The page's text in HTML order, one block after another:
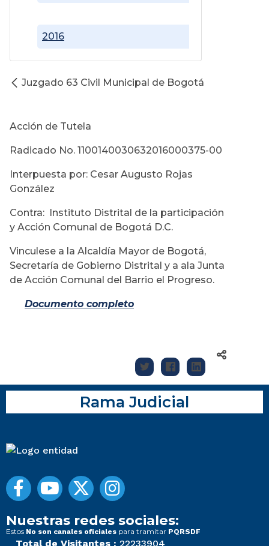
2016
Juzgado 63 Civil Municipal de Bogotá
Acción de Tutela
Radicado No. 1100140030632016000375-00
Interpuesta por: Cesar Augusto Rojas
González
Contra: Instituto Distrital de la participación
y Acción Comunal de Bogotá D.C.
Vinculese a la Alcaldía Mayor de Bogotá,
Secretaría de Gobierno Distrital y a ala Junta
de Acción Comunal del Barrio el Progreso.
Documento completo
Rama Judicial
Nuestras redes sociales:
Estos No son canales oficiales para tramitar PQRSDF
Total de Visitantes : 22233904